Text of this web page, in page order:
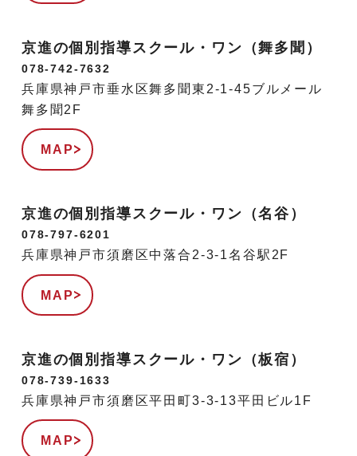
京進の個別指導スクール・ワン（舞多聞）
078-742-7632
兵庫県神戸市垂水区舞多聞東2-1-45ブルメール
舞多聞2F
MAP
京進の個別指導スクール・ワン（名谷）
078-797-6201
兵庫県神戸市須磨区中落合2-3-1名谷駅2F
MAP
京進の個別指導スクール・ワン（板宿）
078-739-1633
兵庫県神戸市須磨区平田町3-3-13平田ビル1F
MAP